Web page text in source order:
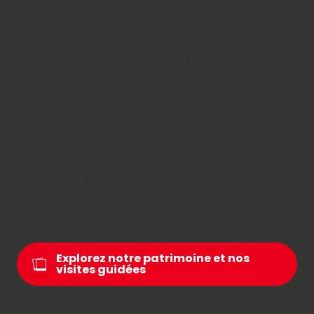
Explorez notre patrimoine et nos
visites guidées